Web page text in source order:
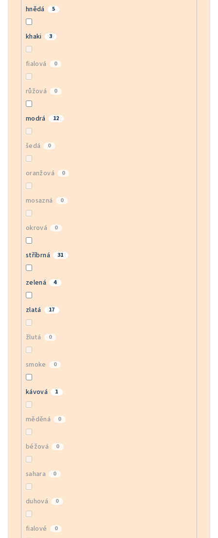
hnědá 5
khaki 3
fialová 0
růžová 0
modrá 12
šedá 0
oranžová 0
mosazná 0
okrová 0
stříbrná 31
zelená 4
zlatá 17
žlutá 0
smoke 0
kávová 1
měděná 0
béžová 0
sahara 0
duhová 0
fialové 0